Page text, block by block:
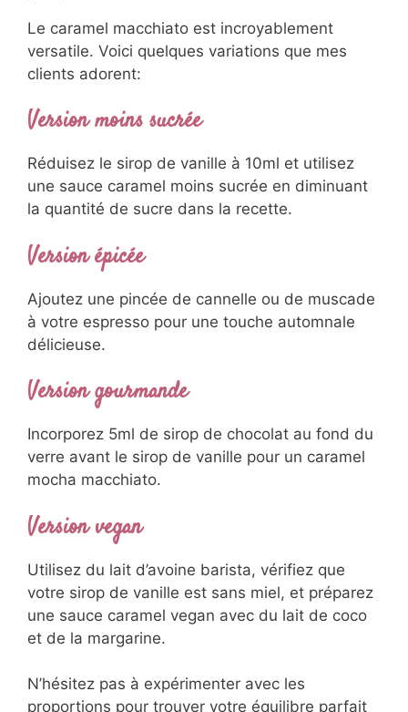
Le caramel macchiato est incroyablement
versatile. Voici quelques variations que mes
clients adorent:
Version moins sucrée
Réduisez le sirop de vanille à 10ml et utilisez
une sauce caramel moins sucrée en diminuant
la quantité de sucre dans la recette.
Version épicée
Ajoutez une pincée de cannelle ou de muscade
à votre espresso pour une touche automnale
délicieuse.
Version gourmande
Incorporez 5ml de sirop de chocolat au fond du
verre avant le sirop de vanille pour un caramel
mocha macchiato.
Version vegan
Utilisez du lait d’avoine barista, vérifiez que
votre sirop de vanille est sans miel, et préparez
une sauce caramel vegan avec du lait de coco
et de la margarine.
N’hésitez pas à expérimenter avec les
proportions pour trouver votre équilibre parfait